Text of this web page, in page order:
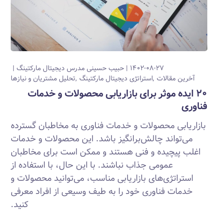
۱۴۰۲-۰۸-۲۷ حبیب حسینیمدرس دیجیتال مارکتینگ
آخرین مقالات استراتژی دیجیتال مارکتینگ تحلیل مشتریان و نیازها
۲۰ ایده موثر برای بازاریابی محصولات و خدمات
فناوری
بازاریابی محصولات و خدمات فناوری به مخاطبان گسترده
می‌تواند چالش‌برانگیز باشد. این محصولات و خدمات
اغلب پیچیده و فنی هستند و ممکن است برای مخاطبان
عمومی جذاب نباشند. با این حال، با استفاده از
استراتژی‌های بازاریابی مناسب، می‌توانید محصولات و
خدمات فناوری خود را به طیف وسیعی از افراد معرفی
کنید.